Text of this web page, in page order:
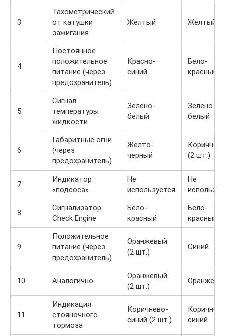
3
Тахометрический
от катушки
зажигания
Желтый Желтый
4
Постоянное
положительное
питание (через
предохранитель)
Красно-
синий
Бело-
красный
5
Сигнал
температуры
жидкости
Зелено-
белый
Зелено-
белый
6
Габаритные огни
(через
предохранитель)
Желто-
черный
(2 шт.)
7
Индикатор
«подсоса»
Не
используется
Не
8
Сигнализатор
Check Engine
Бело-
красный
Бело-
красный
9
Положительное
питание (через
предохранитель)
Оранжевый
(2 шт.)
Синий
10 Аналогично
Оранжевый
(2 шт.)
11
Индикация
стояночного
тормоза
Коричнево-
синий (2 шт.)
синий